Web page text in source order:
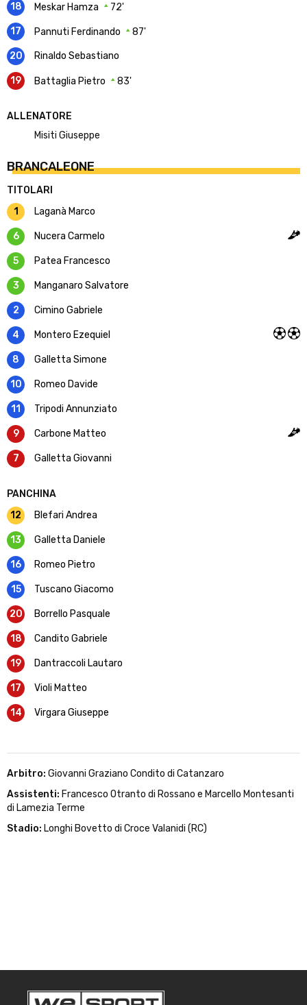
18 Meskar Hamza 72'
17 Pannuti Ferdinando 87'
20 Rinaldo Sebastiano
19 Battaglia Pietro 83'
ALLENATORE
Misiti Giuseppe
BRANCALEONE
TITOLARI
1
Laganà Marco
6 Nucera Carmelo
5 Patea Francesco
3 Manganaro Salvatore
2 Cimino Gabriele
4 Montero Ezequiel
8 Galletta Simone
10 Romeo Davide
11 Tripodi Annunziato
9 Carbone Matteo
7 Galletta Giovanni
PANCHINA
12
Blefari Andrea
13 Galletta Daniele
16 Romeo Pietro
15 Tuscano Giacomo
20 Borrello Pasquale
18 Candito Gabriele
19 Dantraccoli Lautaro
17 Violi Matteo
14 Virgara Giuseppe
Arbitro: Giovanni Graziano Condito di Catanzaro
Assistenti: Francesco Otranto di Rossano e Marcello Montesanti
di Lamezia Terme
Stadio: Longhi Bovetto di Croce Valanidi (RC)